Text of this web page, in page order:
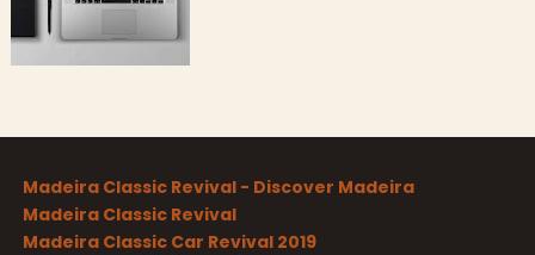
Madeira Classic Revival - Discover Madeira
Madeira Classic Revival
Madeira Classic Car Revival 2019